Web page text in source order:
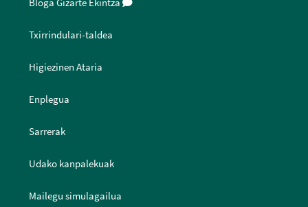
Bloga Gizarte Ekintza
Txirrindulari-taldea
Higiezinen Ataria
Enplegua
Sarrerak
Udako kanpalekuak
Mailegu simulagailua